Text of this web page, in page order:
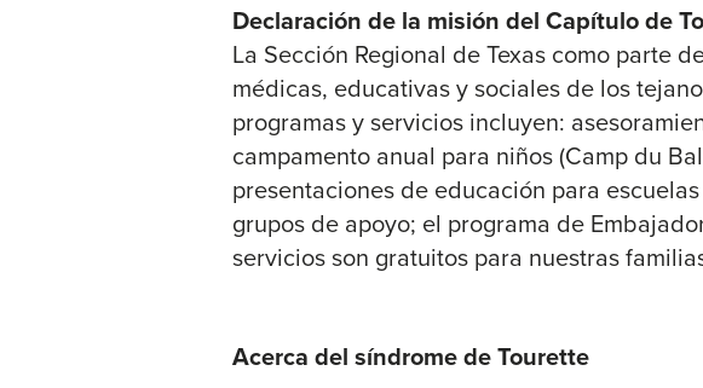
Declaración de la misión del Capítulo de
La Sección Regional de Texas como parte
médicas, educativas y sociales de los
programas y servicios incluyen:
campamento anual para niños (Camp du
presentaciones de educación para
grupos de apoyo; el programa de
servicios son gratuitos para nuestras
Acerca del síndrome de Tourette